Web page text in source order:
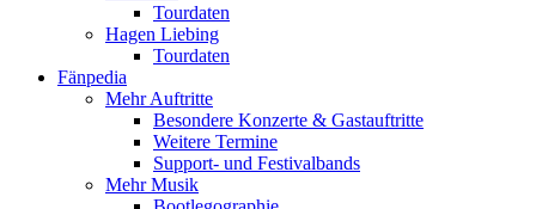
Tourdaten
Hagen Liebing
Tourdaten
Fänpedia
Mehr Auftritte
Besondere Konzerte & Gastauftritte
Weitere Termine
Support- und Festivalbands
Mehr Musik